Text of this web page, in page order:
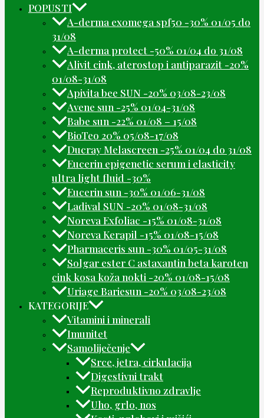
POPUSTI
A-derma exomega spf50 -30% 01/05 do
31/08
A-derma protect -50% 01/04 do 31/08
Alivit cink, aterostop i antiparazit -20%
01/08-31/08
Apivita bee SUN -20% 03/08-23/08
Avene sun -25% 01/04-31/08
Babe sun -22% 01/08 – 15/08
BioTeo 20% 05/08-17/08
Ducray Melascreen -25% 01/04 do 31/08
Eucerin epigenetic serum i elasticity
ultra light fluid -30%
Eucerin sun -30% 01/06-31/08
Ladival SUN -20% 01/08-31/08
Noreva Exfoliac -15% 01/08-31/08
Noreva Kerapil -15% 01/08-15/08
Pharmaceris sun -30% 01/05-31/08
Solgar ester C astaxantin beta karoten
cink kosa koža nokti -20% 01/08-15/08
Uriage Bariesun -20% 03/08-23/08
KATEGORIJE
Vitamini i minerali
Imunitet
Samoliječenje
Srce, jetra, cirkulacija
Digestivni trakt
Reproduktivno zdravlje
Uho, grlo, nos